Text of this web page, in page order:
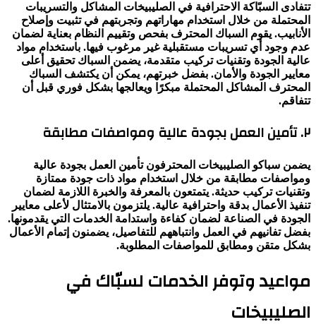
تتفادى السبّاكة الاحترافية في الصليبيخات المشاكل والتسريبات
المحتملة من خلال استخدام مهاراتهم وتجربتهم في تثبيت وإصلاح
الأنابيب. يقوم السباك المحترف بفحص وتقييم النظام بعناية لضمان
عدم وجود أي تسريبات مستقبلية غير مرغوب فيها. باستخدام مواد
عالية الجودة وتقنيات تركيب متقدمة، يضمن السباك تحقيق أعلى
معايير الجودة والأمان. بفضل خبرتهم، يمكن أن يكتشف السباك
المحترف المشاكل المحتملة مبكرًا ويعالجها بشكل فوري قبل أن
تتفاقم.
٢. تأمين العمل بجودة عالية ومواصفات مطابقة
يضمن سباكو الصليبيخات المحترفون تأمين العمل بجودة عالية
ومواصفات مطابقة من خلال استخدام مواد ذات جودة ممتازة
وتقنيات تركيب حديثة. يتمتعون بالمعرفة والخبرة اللازمة لضمان
تنفيذ الأعمال بدقة واحترافية عالية. يلتزمون بالامتثال لأعلى معايير
الجودة في الصناعة لضمان كفاءة واستدامة الخدمات التي يقدمونها.
بفضل تفانيهم في العمل وانتباههم للتفاصيل، يضمنون إتمام الأعمال
بشكل متقن ومطابق للمواصفات المطلوبة.
مواعيد وتوفر الخدمات لسبّاك في
الصليبيخات